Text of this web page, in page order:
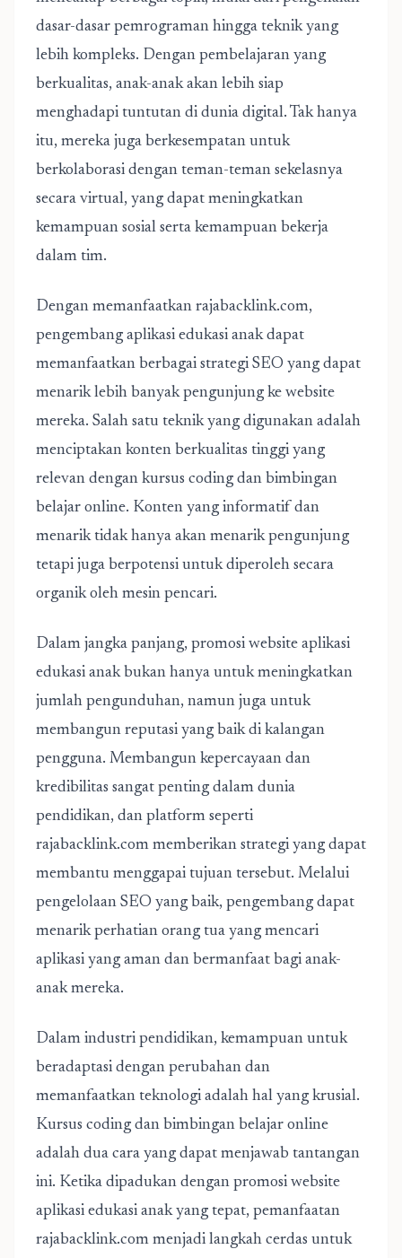
dasar-dasar pemrograman hingga teknik yang
lebih kompleks. Dengan pembelajaran yang
berkualitas, anak-anak akan lebih siap
menghadapi tuntutan di dunia digital. Tak hanya
itu, mereka juga berkesempatan untuk
berkolaborasi dengan teman-teman sekelasnya
secara virtual, yang dapat meningkatkan
kemampuan sosial serta kemampuan bekerja
dalam tim.
Dengan memanfaatkan rajabacklink.com,
pengembang aplikasi edukasi anak dapat
memanfaatkan berbagai strategi SEO yang dapat
menarik lebih banyak pengunjung ke website
mereka. Salah satu teknik yang digunakan adalah
menciptakan konten berkualitas tinggi yang
relevan dengan kursus coding dan bimbingan
belajar online. Konten yang informatif dan
menarik tidak hanya akan menarik pengunjung
tetapi juga berpotensi untuk diperoleh secara
organik oleh mesin pencari.
Dalam jangka panjang, promosi website aplikasi
edukasi anak bukan hanya untuk meningkatkan
jumlah pengunduhan, namun juga untuk
membangun reputasi yang baik di kalangan
pengguna. Membangun kepercayaan dan
kredibilitas sangat penting dalam dunia
pendidikan, dan platform seperti
rajabacklink.com memberikan strategi yang dapat
membantu menggapai tujuan tersebut. Melalui
pengelolaan SEO yang baik, pengembang dapat
menarik perhatian orang tua yang mencari
aplikasi yang aman dan bermanfaat bagi anak-
anak mereka.
Dalam industri pendidikan, kemampuan untuk
beradaptasi dengan perubahan dan
memanfaatkan teknologi adalah hal yang krusial.
Kursus coding dan bimbingan belajar online
adalah dua cara yang dapat menjawab tantangan
ini. Ketika dipadukan dengan promosi website
aplikasi edukasi anak yang tepat, pemanfaatan
rajabacklink.com menjadi langkah cerdas untuk